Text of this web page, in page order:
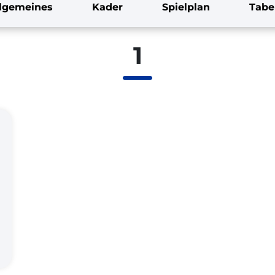
Kader Spielplan
1